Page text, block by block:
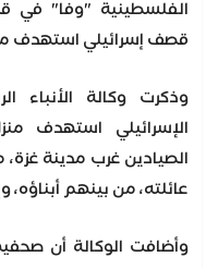
الفلسطينية "وفا" في
قصف إسرائيلي استهدف
وذكرت وكالة الأنباء
الإسرائيلي استهدف
عائلته، من بينهم أبناؤه،
وأضافت الوكالة أن